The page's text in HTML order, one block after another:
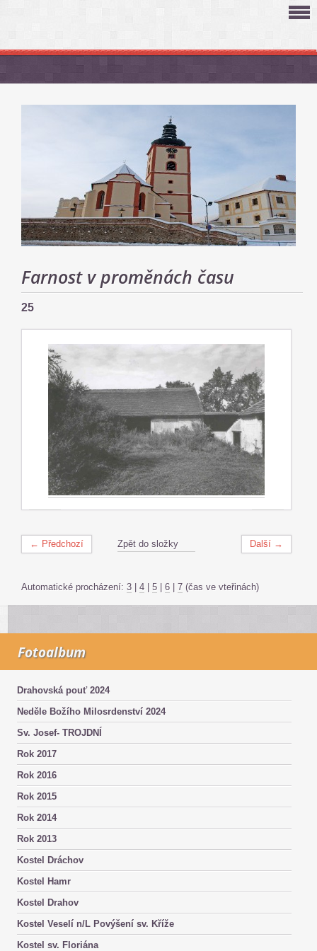
Farnost v proměnách času
25
← Předchozí Další →
Zpět do složky
Automatické procházení: 3 | 4 | 5 | 6 | 7 (čas ve vteřinách)
Fotoalbum
Drahovská pouť 2024
Neděle Božího Milosrdenství 2024
Sv. Josef- TROJDNÍ
Rok 2017
Rok 2016
Rok 2015
Rok 2014
Rok 2013
Kostel Dráchov
Kostel Hamr
Kostel Drahov
Kostel Veselí n/L Povýšení sv. Kříže
Kostel sv. Floriána